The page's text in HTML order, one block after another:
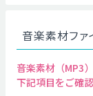
音楽素材ファ
音楽素材（MP3
下記項目をご確